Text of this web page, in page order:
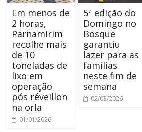
Em menos de
2 horas,
Parnamirim
recolhe mais
de 10
toneladas de
lixo em
operação
pós réveillon
na orla
01/01/2026
5ª edição do
Domingo no
Bosque
garantiu
lazer para as
famílias
neste fim de
semana
02/03/2026